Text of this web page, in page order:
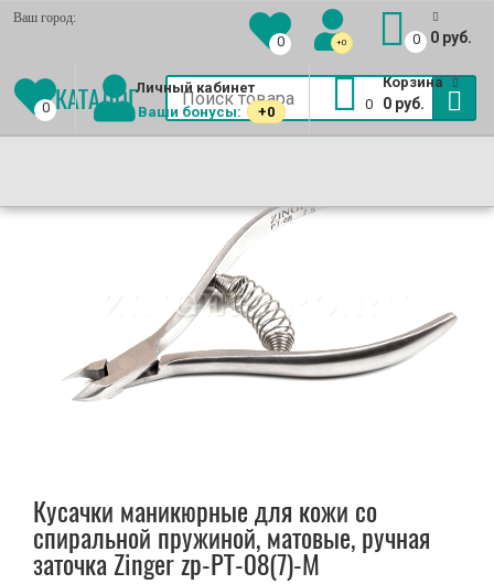
Ваш город:
Еще
Маникюрные комплекты
Книпсеры
Пушеры для маникюра
Уход за ногтями
Лак для ногтей
Зажим для ресниц
КАТАЛОГ
0 +0 0 0 руб.
0
Личный кабинет
Ваши бонусы:
+0
Корзина
0
0 руб.
МАНИКЮРНЫЕКУСАЧКИ
НОГТЕЙ
ZINGER
МАНИКЮРНЫЕ
НОЖНИЦЫ
ZINGER
ТЕРКИ
НОГ
ZINGER
ПИЛКИ
ZINGER
ЕЩЕ
Кусачки маникюрные для кожи со
спиральной пружиной, матовые, ручная
заточка Zinger zp-PT-08(7)-M